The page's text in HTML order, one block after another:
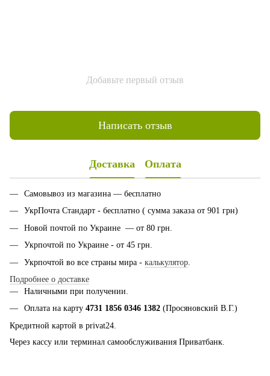
Добавьте первый отзыв
Написать отзыв
Доставка Оплата
Самовывоз из магазина — бесплатно
УкрПочта Стандарт - бесплатно ( сумма заказа от 901 грн)
Новой почтой по Украине — от 80 грн.
Укрпочтой по Украине - от 45 грн.
Укрпочтой во все страны мира - калькулятор
Подробнее о доставке
Наличными при получении.
Оплата на карту 4731 1856 0346 1382 (Просяновский В.Г.)
Кредитной картой в privat24.
Через кассу или терминал самообслуживания Приватбанк.